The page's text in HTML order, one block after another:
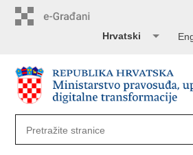
Hrvatski